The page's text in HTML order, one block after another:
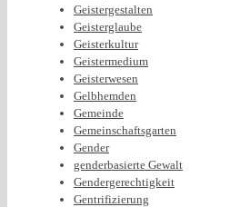
Geistergestalten
Geisterglaube
Geisterkultur
Geistermedium
Geisterwesen
Gelbhemden
Gemeinde
Gemeinschaftsgarten
Gender
genderbasierte Gewalt
Gendergerechtigkeit
Gentrifizierung